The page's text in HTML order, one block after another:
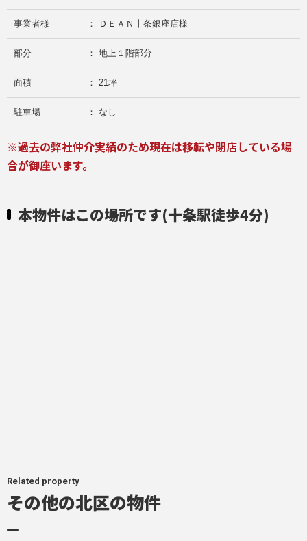
事業者様 ： ＤＥＡＮ十条銀座店様
部分 ： 地上１階部分
面積 ： 21坪
駐車場 ： なし
※過去の弊社仲介実績のため現在は移転や閉店している場
合が御座います。
本物件はこの場所です(十条駅徒歩4分)
Related property
その他の北区の物件